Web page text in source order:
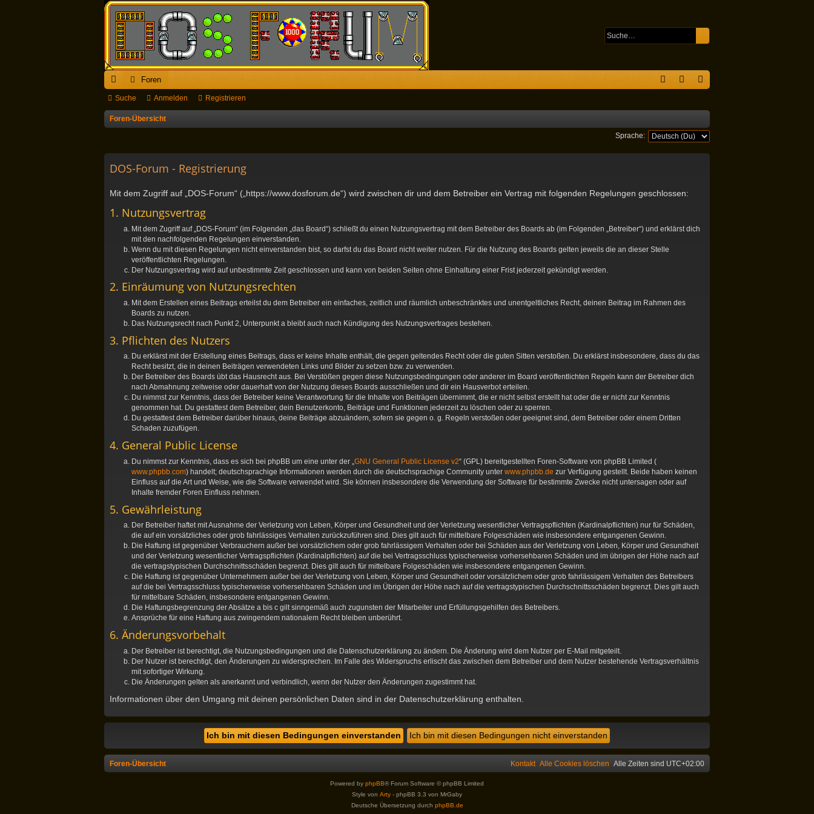
ch
ne
ug
riff
Foren
Q el
de
rie
re
Suche Anmelden Registrieren
Foren-Übersicht
Sprache:
DOS-Forum - Registrierung
Mit dem Zugriff auf „DOS-Forum“ („https://www.dosforum.de“) wird zwischen dir und dem Betreiber ein Vertrag mit folgenden Regelungen geschlossen:
1. Nutzungsvertrag
Mit dem Zugriff auf „DOS-Forum“ (im Folgenden „das Board“) schließt du einen Nutzungsvertrag mit dem Betreiber des Boards ab (im Folgenden „Betreiber“) und erklärst dich
mit den nachfolgenden Regelungen einverstanden.
Wenn du mit diesen Regelungen nicht einverstanden bist, so darfst du das Board nicht weiter nutzen. Für die Nutzung des Boards gelten jeweils die an dieser Stelle
veröffentlichten Regelungen.
Der Nutzungsvertrag wird auf unbestimmte Zeit geschlossen und kann von beiden Seiten ohne Einhaltung einer Frist jederzeit gekündigt werden.
2. Einräumung von Nutzungsrechten
Mit dem Erstellen eines Beitrags erteilst du dem Betreiber ein einfaches, zeitlich und räumlich unbeschränktes und unentgeltliches Recht, deinen Beitrag im Rahmen des
Boards zu nutzen.
Das Nutzungsrecht nach Punkt 2, Unterpunkt a bleibt auch nach Kündigung des Nutzungsvertrages bestehen.
3. Pflichten des Nutzers
Du erklärst mit der Erstellung eines Beitrags, dass er keine Inhalte enthält, die gegen geltendes Recht oder die guten Sitten verstoßen. Du erklärst insbesondere, dass du das
Recht besitzt, die in deinen Beiträgen verwendeten Links und Bilder zu setzen bzw. zu verwenden.
Der Betreiber des Boards übt das Hausrecht aus. Bei Verstößen gegen diese Nutzungsbedingungen oder anderer im Board veröffentlichten Regeln kann der Betreiber dich
nach Abmahnung zeitweise oder dauerhaft von der Nutzung dieses Boards ausschließen und dir ein Hausverbot erteilen.
Du nimmst zur Kenntnis, dass der Betreiber keine Verantwortung für die Inhalte von Beiträgen übernimmt, die er nicht selbst erstellt hat oder die er nicht zur Kenntnis
genommen hat. Du gestattest dem Betreiber, dein Benutzerkonto, Beiträge und Funktionen jederzeit zu löschen oder zu sperren.
Du gestattest dem Betreiber darüber hinaus, deine Beiträge abzuändern, sofern sie gegen o. g. Regeln verstoßen oder geeignet sind, dem Betreiber oder einem Dritten
Schaden zuzufügen.
4. General Public License
Du nimmst zur Kenntnis, dass es sich bei phpBB um eine unter der „ GNU General Public License v2“ (GPL) bereitgestellten Foren-Software von phpBB Limited (
www.phpbb.com) handelt; deutschsprachige Informationen werden durch die deutschsprachige Community unter www.phpbb.de zur Verfügung gestellt. Beide haben keinen
Einfluss auf die Art und Weise, wie die Software verwendet wird. Sie können insbesondere die Verwendung der Software für bestimmte Zwecke nicht untersagen oder auf
Inhalte fremder Foren Einfluss nehmen.
5. Gewährleistung
Der Betreiber haftet mit Ausnahme der Verletzung von Leben, Körper und Gesundheit und der Verletzung wesentlicher Vertragspflichten (Kardinalpflichten) nur für Schäden,
die auf ein vorsätzliches oder grob fahrlässiges Verhalten zurückzuführen sind. Dies gilt auch für mittelbare Folgeschäden wie insbesondere entgangenen Gewinn.
Die Haftung ist gegenüber Verbrauchern außer bei vorsätzlichem oder grob fahrlässigem Verhalten oder bei Schäden aus der Verletzung von Leben, Körper und Gesundheit
und der Verletzung wesentlicher Vertragspflichten (Kardinalpflichten) auf die bei Vertragsschluss typischerweise vorhersehbaren Schäden und im übrigen der Höhe nach auf
die vertragstypischen Durchschnittsschäden begrenzt. Dies gilt auch für mittelbare Folgeschäden wie insbesondere entgangenen Gewinn.
Die Haftung ist gegenüber Unternehmern außer bei der Verletzung von Leben, Körper und Gesundheit oder vorsätzlichem oder grob fahrlässigem Verhalten des Betreibers
auf die bei Vertragsschluss typischerweise vorhersehbaren Schäden und im Übrigen der Höhe nach auf die vertragstypischen Durchschnittsschäden begrenzt. Dies gilt auch
für mittelbare Schäden, insbesondere entgangenen Gewinn.
Die Haftungsbegrenzung der Absätze a bis c gilt sinngemäß auch zugunsten der Mitarbeiter und Erfüllungsgehilfen des Betreibers.
Ansprüche für eine Haftung aus zwingendem nationalem Recht bleiben unberührt.
6. Änderungsvorbehalt
Der Betreiber ist berechtigt, die Nutzungsbedingungen und die Datenschutzerklärung zu ändern. Die Änderung wird dem Nutzer per E-Mail mitgeteilt.
Der Nutzer ist berechtigt, den Änderungen zu widersprechen. Im Falle des Widerspruchs erlischt das zwischen dem Betreiber und dem Nutzer bestehende Vertragsverhältnis
mit sofortiger Wirkung.
Die Änderungen gelten als anerkannt und verbindlich, wenn der Nutzer den Änderungen zugestimmt hat.
Informationen über den Umgang mit deinen persönlichen Daten sind in der Datenschutzerklärung enthalten.
Foren-Übersicht Alle Zeiten sind UTC+02:00
Alle Cookies löschen
Kontakt
Powered by phpBB® Forum Software © phpBB Limited
Style von Arty - phpBB 3.3 von MrGaby
Deutsche Übersetzung durch phpBB.de